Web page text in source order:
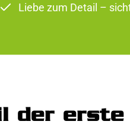
Liebe zum Detail –
der